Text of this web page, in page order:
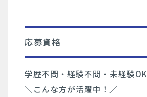
応募資格
学歴不問・経験不問・未経験OK
＼こんな方が活躍中！／